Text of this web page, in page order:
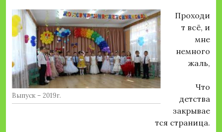
Выпуск – 2019г.
Проходи
т всё, и
мне
немного
жаль,
Что
детства
закрывае
тся страница.